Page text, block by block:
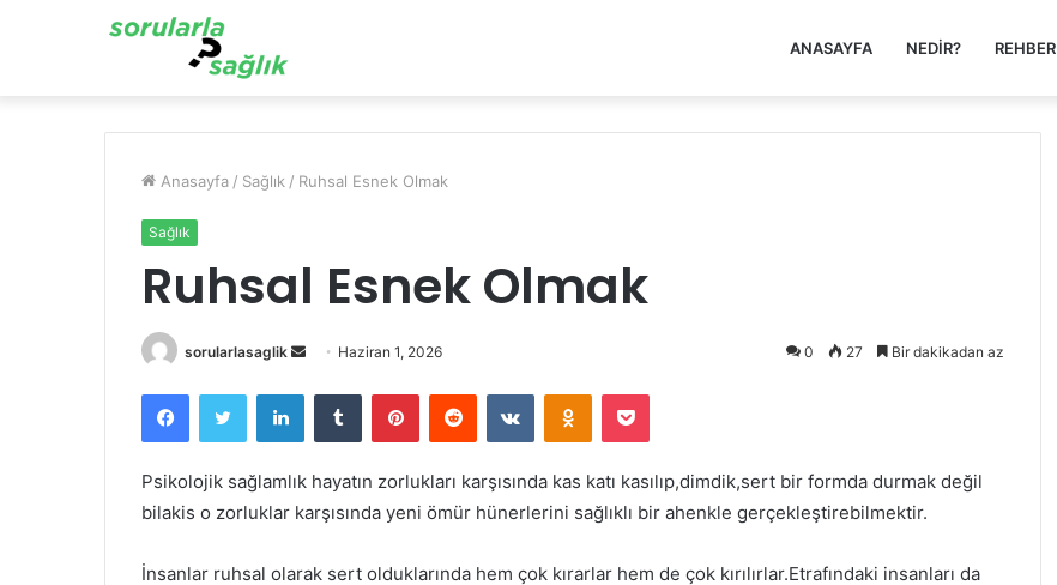
ANASAYFA NEDIR? REHBER
Anasayfa / Sağlık / Ruhsal Esnek Olmak
Sağlık
Ruhsal Esnek Olmak
sorularlasaglik
Bir
posta
göndermek
Haziran 1, 2026 0 27 Bir dakikadan az
FacebookTwitter LinkedInTumblr PinterestReddit VKontakteOdnoklassniki
Pocket
Psikolojik sağlamlık hayatın zorlukları karşısında kas katı kasılıp,dimdik,sert bir formda durmak değil
bilakis o zorluklar karşısında yeni ömür hünerlerini sağlıklı bir ahenkle gerçekleştirebilmektir.
İnsanlar ruhsal olarak sert olduklarında hem çok kırarlar hem de çok kırılırlar.Etrafındaki insanları da